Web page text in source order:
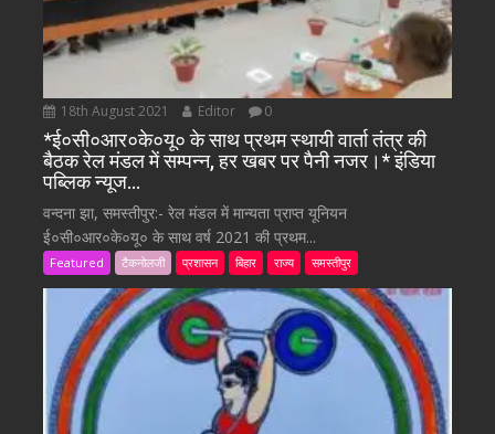
18th August 2021 Editor 0
*ई०सी०आर०के०यू० के साथ प्रथम स्थायी वार्ता तंत्र की
बैठक रेल मंडल में सम्पन्न, हर खबर पर पैनी नजर।* इंडिया
पब्लिक न्यूज…
वन्दना झा, समस्तीपुर:- रेल मंडल में मान्यता प्राप्त यूनियन
ई०सी०आर०के०यू० के साथ वर्ष 2021 की प्रथम...
Featured टैकनोलजी प्रशासन बिहार राज्य समस्तीपुर